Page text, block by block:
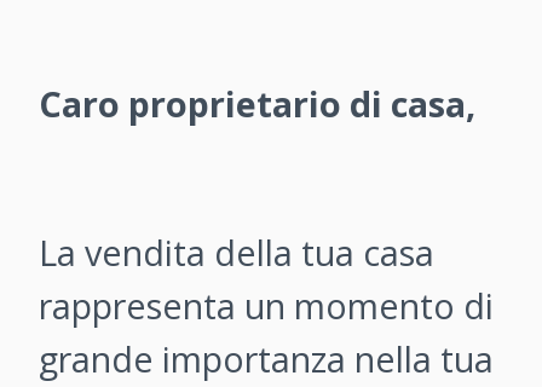
Caro proprietario di casa,
La vendita della tua casa
rappresenta un momento di
grande importanza nella tua